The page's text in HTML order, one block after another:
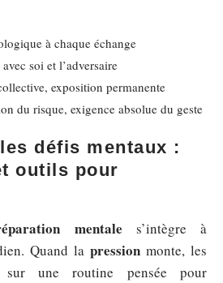
à chaque échange
soi et l’adversaire
exposition permanente
du risque, exigence absolue du geste
défis mentaux :
outils pour
mentale s’intègre à
Quand la pression monte, les
sur une routine pensée pour